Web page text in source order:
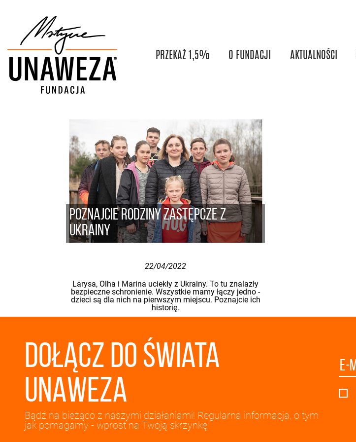
PRZEKAŻ 1,5% O FUNDACJI AKTUALNOŚCI
Poznajcie rodziny zastępcze z
Ukrainy
22/04/2022
Larysa, Olha i Marina uciekły z Ukrainy. To tu znalazły
bezpieczne schronienie. Wszystkie mamy łączy jedno -
dzieci są dla nich na pierwszym miejscu. Poznajcie ich
historię.
Dołącz do świata
UNAWEZA
Bądź na bieżąco z naszymi działaniami! Regularna informacja, o tym
jak pomagamy - wprost na Twoją skrzynkę